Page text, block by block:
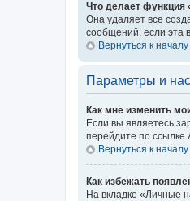
Что делает функция
Она удаляет все
сообщений, если эта
Вернуться к началу
Параметры и
Как мне изменить
Если вы являетесь
перейдите по ссылке
Вернуться к началу
Как избежать
На вкладке «Личные